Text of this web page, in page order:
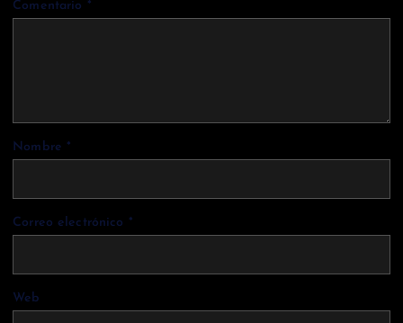
Comentario *
Nombre *
Correo electrónico *
Web